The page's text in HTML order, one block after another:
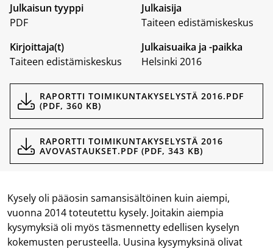
Julkaisun tyyppi
PDF
Kirjoittaja(t)
Taiteen edistämiskeskus
Julkaisija
Taiteen edistämiskeskus
Julkaisuaika ja -paikka
Helsinki 2016
DokumentitRAPORTTI TOIMIKUNTAKYSELYSTÄ 2016.PDF
(PDF, 360 KB)
RAPORTTI TOIMIKUNTAKYSELYSTÄ 2016
AVOVASTAUKSET.PDF (PDF, 343 KB)
Kysely oli pääosin samansisältöinen kuin aiempi,
vuonna 2014 toteutettu kysely. Joitakin aiempia
kysymyksiä oli myös täsmennetty edellisen kyselyn
kokemusten perusteella. Uusina kysymyksinä olivat